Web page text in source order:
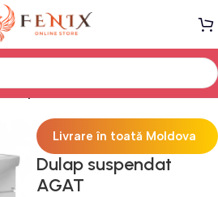
Dulap sub lavoar
Livrare în toată Moldova
Dulap suspendat
AGAT